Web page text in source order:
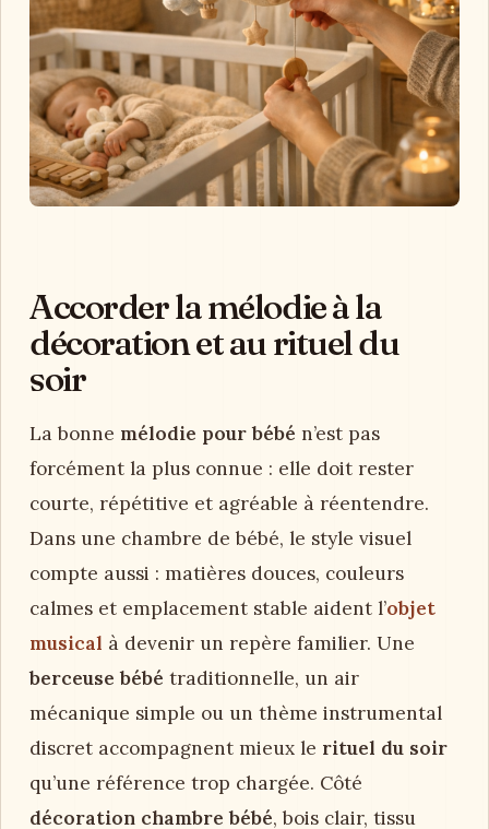
Accorder la mélodie à la
décoration et au rituel du
soir
La bonne mélodie pour bébé n’est pas
forcément la plus connue : elle doit rester
courte, répétitive et agréable à réentendre.
Dans une chambre de bébé, le style visuel
compte aussi : matières douces, couleurs
calmes et emplacement stable aident l’objet
musical à devenir un repère familier. Une
berceuse bébé traditionnelle, un air
mécanique simple ou un thème instrumental
discret accompagnent mieux le rituel du soir
qu’une référence trop chargée. Côté
décoration chambre bébé, bois clair, tissu